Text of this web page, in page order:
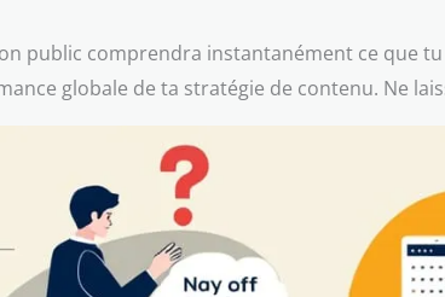
public comprendra instantanément ce que
globale de ta stratégie de contenu. Ne